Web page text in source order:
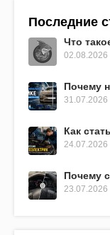
Последние
Что
02.08.2026
Почему
31.07.2026
Как
24.07.2026
Почему
23.07.2026